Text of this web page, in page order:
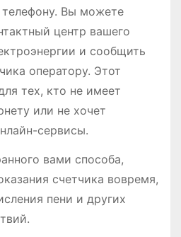
телефону. Вы можете
центр вашего
и сообщить
оператору. Этот
тех, кто не имеет
или не хочет
сервисы.
вами способа,
счетчика вовремя,
пени и других